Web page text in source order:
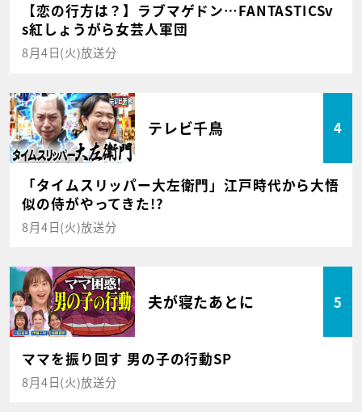
【恋の行方は？】ラブマゲドン…FANTASTICSv
s紅しょうがら女芸人軍団
8月4日(火)放送分
テレビ千鳥 4
「タイムスリッパー大左衛門」江戸時代から大悟
似の侍がやってきた!?
8月4日(火)放送分
夫が寝たあとに 5
ママを振り回す 男の子の行動SP
8月4日(火)放送分